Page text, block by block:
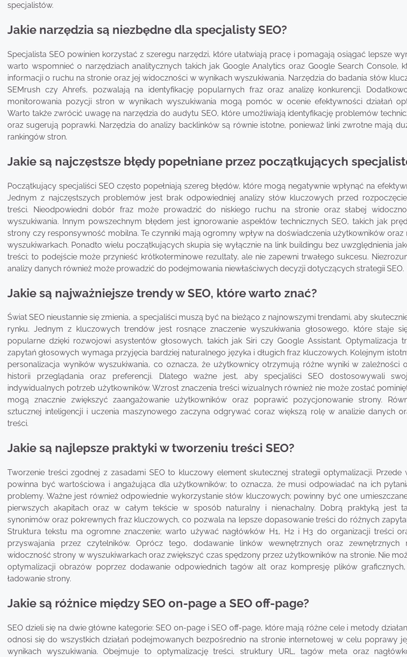
specjalistów.
Jakie narzędzia są niezbędne dla specjalisty SEO?
Specjalista SEO powinien korzystać z szeregu narzędzi, które ułatwiają pracę i pomagają osiągać lepsze
warto wspomnieć o narzędziach analitycznych takich jak Google Analytics oraz Google Search Console,
informacji o ruchu na stronie oraz jej widoczności w wynikach wyszukiwania. Narzędzia do badania słów
SEMrush czy Ahrefs, pozwalają na identyfikację popularnych fraz oraz analizę konkurencji.
monitorowania pozycji stron w wynikach wyszukiwania mogą pomóc w ocenie efektywności działań
Warto także zwrócić uwagę na narzędzia do audytu SEO, które umożliwiają identyfikację problemów
oraz sugerują poprawki. Narzędzia do analizy backlinków są równie istotne, ponieważ linki zwrotne mają
rankingów stron.
Jakie są najczęstsze błędy popełniane przez początkujących
Początkujący specjaliści SEO często popełniają szereg błędów, które mogą negatywnie wpłynąć na
Jednym z najczęstszych problemów jest brak odpowiedniej analizy słów kluczowych przed
treści. Nieodpowiedni dobór fraz może prowadzić do niskiego ruchu na stronie oraz słabej
wyszukiwania. Innym powszechnym błędem jest ignorowanie aspektów technicznych SEO, takich jak
strony czy responsywność mobilna. Te czynniki mają ogromny wpływ na doświadczenia użytkowników oraz
wyszukiwarkach. Ponadto wielu początkujących skupia się wyłącznie na link buildingu bez uwzględnienia
treści; to podejście może przynieść krótkoterminowe rezultaty, ale nie zapewni trwałego sukcesu.
analizy danych również może prowadzić do podejmowania niewłaściwych decyzji dotyczących strategii SEO.
Jakie są najważniejsze trendy w SEO, które warto znać?
Świat SEO nieustannie się zmienia, a specjaliści muszą być na bieżąco z najnowszymi trendami, aby
rynku. Jednym z kluczowych trendów jest rosnące znaczenie wyszukiwania głosowego, które staje
popularne dzięki rozwojowi asystentów głosowych, takich jak Siri czy Google Assistant. Optymalizacja
zapytań głosowych wymaga przyjęcia bardziej naturalnego języka i długich fraz kluczowych. Kolejnym
personalizacja wyników wyszukiwania, co oznacza, że użytkownicy otrzymują różne wyniki w zależności
historii przeglądania oraz preferencji. Dlatego ważne jest, aby specjaliści SEO dostosowywali
indywidualnych potrzeb użytkowników. Wzrost znaczenia treści wizualnych również nie może zostać
mogą znacznie zwiększyć zaangażowanie użytkowników oraz poprawić pozycjonowanie strony.
sztucznej inteligencji i uczenia maszynowego zaczyna odgrywać coraz większą rolę w analizie danych
treści.
Jakie są najlepsze praktyki w tworzeniu treści SEO?
Tworzenie treści zgodnej z zasadami SEO to kluczowy element skutecznej strategii optymalizacji. Przede
powinna być wartościowa i angażująca dla użytkowników; to oznacza, że musi odpowiadać na ich
problemy. Ważne jest również odpowiednie wykorzystanie słów kluczowych; powinny być one
pierwszych akapitach oraz w całym tekście w sposób naturalny i nienachalny. Dobrą praktyką jest
synonimów oraz pokrewnych fraz kluczowych, co pozwala na lepsze dopasowanie treści do różnych
Struktura tekstu ma ogromne znaczenie; warto używać nagłówków H1, H2 i H3 do organizacji treści
przyswajania przez czytelników. Oprócz tego, dodawanie linków wewnętrznych oraz zewnętrznych
widoczność strony w wyszukiwarkach oraz zwiększyć czas spędzony przez użytkowników na stronie. Nie
optymalizacji obrazów poprzez dodawanie odpowiednich tagów alt oraz kompresję plików
ładowanie strony.
Jakie są różnice między SEO on-page a SEO off-page?
SEO dzieli się na dwie główne kategorie: SEO on-page i SEO off-page, które mają różne cele i metody
odnosi się do wszystkich działań podejmowanych bezpośrednio na stronie internetowej w celu poprawy
wynikach wyszukiwania. Obejmuje to optymalizację treści, struktury URL, tagów meta oraz